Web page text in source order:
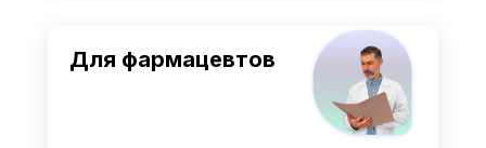
Для фармацевтов